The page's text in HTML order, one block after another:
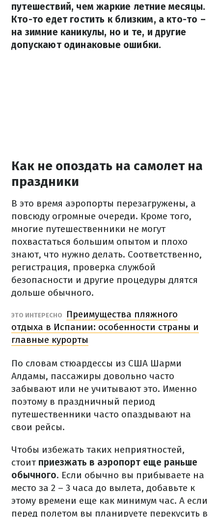
путешествий, чем жаркие летние месяцы.
Кто-то едет гостить к близким, а кто-то –
на зимние каникулы, но и те, и другие
допускают одинаковые ошибки.
Как не опоздать на самолет на
праздники
В это время аэропорты перезагружены, а
повсюду огромные очереди. Кроме того,
многие путешественники не могут
похвастаться большим опытом и плохо
знают, что нужно делать. Соответственно,
регистрация, проверка службой
безопасности и другие процедуры длятся
дольше обычного.
ЭТО ИНТЕРЕСНО
Преимущества пляжного
отдыха в Испании: особенности страны и
главные курорты
По словам стюардессы из США Шарми
Алдамы, пассажиры довольно часто
забывают или не учитывают это. Именно
поэтому в праздничный период
путешественники часто опаздывают на
свои рейсы.
Чтобы избежать таких неприятностей,
стоит приезжать в аэропорт еще раньше
обычного. Если обычно вы прибываете на
место за 2 – 3 часа до вылета, добавьте к
этому времени еще как минимум час. А если
перед полетом вы планируете перекусить в